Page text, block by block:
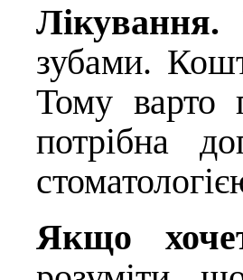
Лікування.
зубами.
Тому варто
потрібна
Якщо